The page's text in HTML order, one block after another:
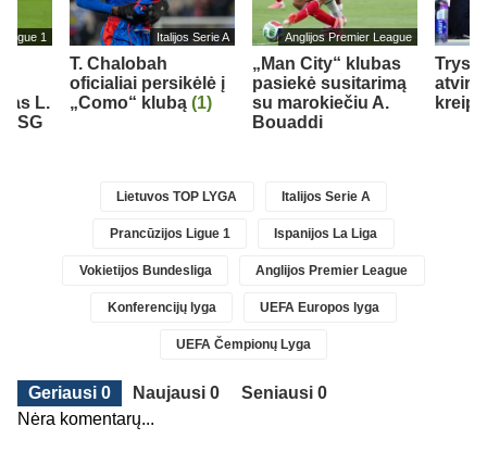
Ligue 1
L.
PSG
Italijos Serie A
T. Chalobah
oficialiai persikėlė į
„Como“ klubą (1)
Anglijos Premier League
„Man City“ klubas
pasiekė susitarimą
su marokiečiu A.
Bouaddi
Trys
atviru
Lietuvos TOP LYGA Italijos Serie A
Prancūzijos Ligue 1 Ispanijos La Liga
Vokietijos Bundesliga Anglijos Premier League
Konferencijų lyga UEFA Europos lyga
UEFA Čempionų Lyga
Geriausi 0 Naujausi 0
Seniausi 0
Nėra komentarų...